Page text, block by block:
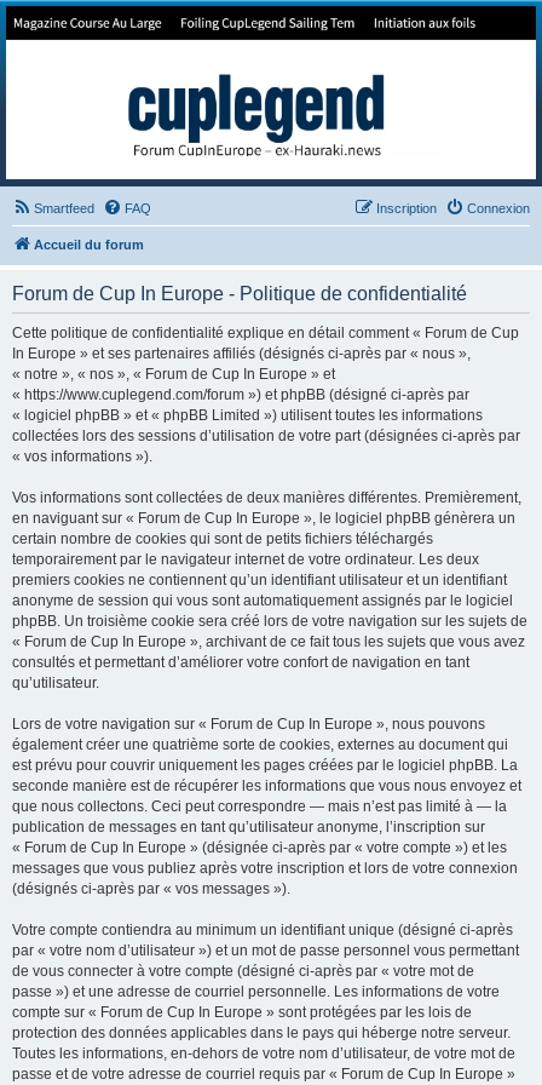
Forum de Cup In Europe
Smartfeed FAQ Connexion
Inscription
Accueil du forum
Forum de Cup In Europe - Politique de confidentialité
Cette politique de confidentialité explique en détail comment « Forum de Cup
In Europe » et ses partenaires affiliés (désignés ci-après par « nous »,
« notre », « nos », « Forum de Cup In Europe » et
« https://www.cuplegend.com/forum ») et phpBB (désigné ci-après par
« logiciel phpBB » et « phpBB Limited ») utilisent toutes les informations
collectées lors des sessions d’utilisation de votre part (désignées ci-après par
« vos informations »).
Vos informations sont collectées de deux manières différentes. Premièrement,
en naviguant sur « Forum de Cup In Europe », le logiciel phpBB génèrera un
certain nombre de cookies qui sont de petits fichiers téléchargés
temporairement par le navigateur internet de votre ordinateur. Les deux
premiers cookies ne contiennent qu’un identifiant utilisateur et un identifiant
anonyme de session qui vous sont automatiquement assignés par le logiciel
phpBB. Un troisième cookie sera créé lors de votre navigation sur les sujets de
« Forum de Cup In Europe », archivant de ce fait tous les sujets que vous avez
consultés et permettant d’améliorer votre confort de navigation en tant
qu’utilisateur.
Lors de votre navigation sur « Forum de Cup In Europe », nous pouvons
également créer une quatrième sorte de cookies, externes au document qui
est prévu pour couvrir uniquement les pages créées par le logiciel phpBB. La
seconde manière est de récupérer les informations que vous nous envoyez et
que nous collectons. Ceci peut correspondre — mais n’est pas limité à — la
publication de messages en tant qu’utilisateur anonyme, l’inscription sur
« Forum de Cup In Europe » (désignée ci-après par « votre compte ») et les
messages que vous publiez après votre inscription et lors de votre connexion
(désignés ci-après par « vos messages »).
Votre compte contiendra au minimum un identifiant unique (désigné ci-après
par « votre nom d’utilisateur ») et un mot de passe personnel vous permettant
de vous connecter à votre compte (désigné ci-après par « votre mot de
passe ») et une adresse de courriel personnelle. Les informations de votre
compte sur « Forum de Cup In Europe » sont protégées par les lois de
protection des données applicables dans le pays qui héberge notre serveur.
Toutes les informations, en-dehors de votre nom d’utilisateur, de votre mot de
passe et de votre adresse de courriel requis par « Forum de Cup In Europe »